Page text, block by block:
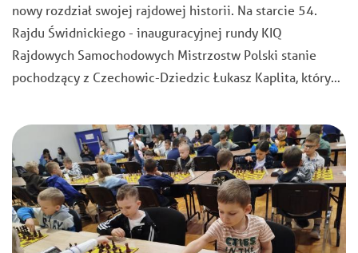
nowy rozdział swojej rajdowej historii. Na starcie 54.
Rajdu Świdnickiego - inauguracyjnej rundy KIQ
Rajdowych Samochodowych Mistrzostw Polski stanie
pochodzący z Czechowic-Dziedzic Łukasz Kaplita, który…